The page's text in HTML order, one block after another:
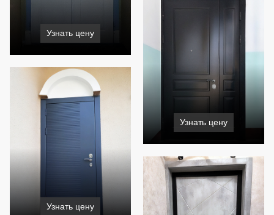
Узнать цену
Узнать цену
Узнать цену